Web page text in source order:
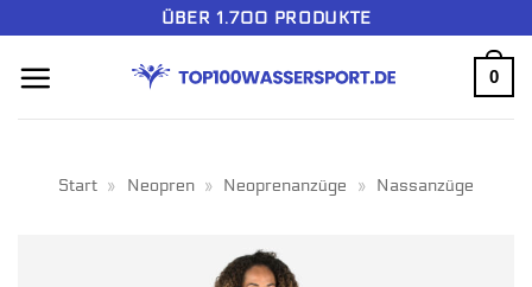
springen
ÜBER 1.700 PRODUKTE
0
Start » Neopren » Neoprenanzüge » Nassanzüge